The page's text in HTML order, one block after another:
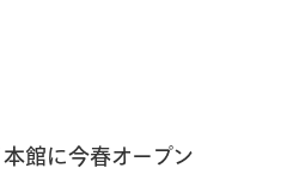
館に今春オープン